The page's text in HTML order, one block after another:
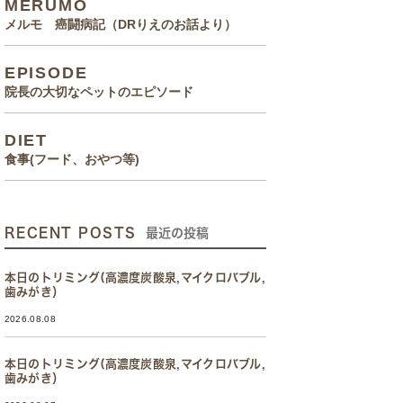
MERUMO
メルモ 癌闘病記（DRりえのお話より）
EPISODE
院長の大切なペットのエピソード
DIET
食事(フード、おやつ等)
RECENT POSTS 最近の投稿
本日のトリミング(高濃度炭酸泉,マイクロバブル,
歯みがき）
2026.08.08
本日のトリミング(高濃度炭酸泉,マイクロバブル,
歯みがき）